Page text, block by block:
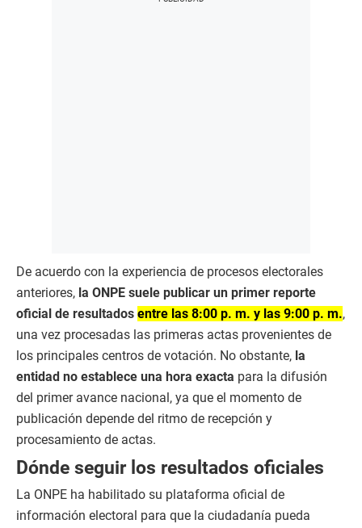
De acuerdo con la experiencia de procesos electorales
anteriores, la ONPE suele publicar un primer reporte
oficial de resultados entre las 8:00 p. m. y las 9:00 p. m.,
una vez procesadas las primeras actas provenientes de
los principales centros de votación. No obstante, la
entidad no establece una hora exacta para la difusión
del primer avance nacional, ya que el momento de
publicación depende del ritmo de recepción y
procesamiento de actas.
Dónde seguir los resultados oficiales
La ONPE ha habilitado su plataforma oficial de
información electoral para que la ciudadanía pueda